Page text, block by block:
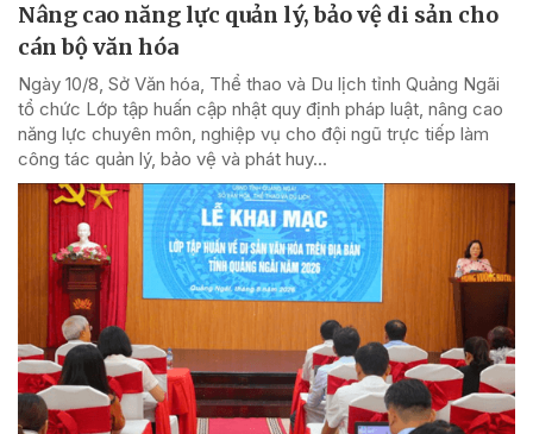
Nâng cao năng lực quản lý, bảo vệ di sản cho
cán bộ văn hóa
Ngày 10/8, Sở Văn hóa, Thể thao và Du lịch tỉnh Quảng Ngãi
tổ chức Lớp tập huấn cập nhật quy định pháp luật, nâng cao
năng lực chuyên môn, nghiệp vụ cho đội ngũ trực tiếp làm
công tác quản lý, bảo vệ và phát huy...